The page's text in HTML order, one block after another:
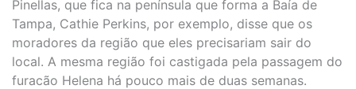
Pinellas, que fica na península que forma a Baía de
Tampa, Cathie Perkins, por exemplo, disse que os
moradores da região que eles precisariam sair do
local. A mesma região foi castigada pela passagem do
furacão Helena há pouco mais de duas semanas.